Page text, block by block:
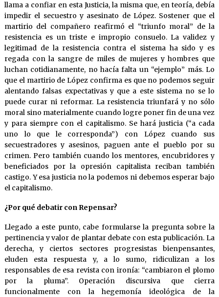
llama a confiar en esta Justicia, la misma que, en teoría, debía
impedir el secuestro y asesinato de López. Sostener que el
martirio del compañero reafirmó el “triunfo moral” de la
resistencia es un triste e impropio consuelo. La validez y
legitimad de la resistencia contra el sistema ha sido y es
regada con la sangre de miles de mujeres y hombres que
luchan cotidianamente, no hacía falta un “ejemplo” más. Lo
que el martirio de López confirma es que no podemos seguir
alentando falsas expectativas y que a este sistema no se lo
puede curar ni reformar. La resistencia triunfará y no sólo
moral sino materialmente cuando logre poner fin de una vez
y para siempre con el capitalismo. Se hará justicia (“a cada
uno lo que le corresponda”) con López cuando sus
secuestradores y asesinos, paguen ante el pueblo por su
crimen. Pero también cuando los mentores, encubridores y
beneficiados por la opresión capitalista reciban también
castigo. Y esa justicia no la podemos ni debemos esperar bajo
el capitalismo.
¿Por qué debatir con Repensar?
Llegado a este punto, cabe formularse la pregunta sobre la
pertinencia y valor de plantar debate con esta publicación. La
derecha, y ciertos sectores progresistas bienpensantes,
eluden esta respuesta y, a lo sumo, ridiculizan a los
responsables de esa revista con ironía: “cambiaron el plomo
por la pluma”. Operación discursiva que cierra
funcionalmente con la hegemonía ideológica de la